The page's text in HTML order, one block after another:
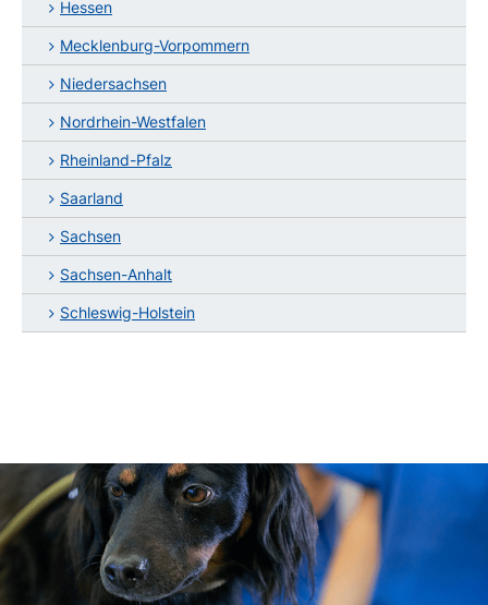
Hessen
Mecklenburg-Vorpommern
Niedersachsen
Nordrhein-Westfalen
Rheinland-Pfalz
Saarland
Sachsen
Sachsen-Anhalt
Schleswig-Holstein